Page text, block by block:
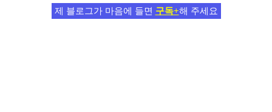
제 블로그가 마음에 들면 구독+해 주세요